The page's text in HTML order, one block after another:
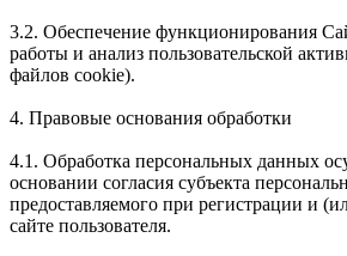
3.2. Обеспечение функционирования
работы и анализ пользовательской
файлов cookie).
4. Правовые основания обработки
4.1. Обработка персональных данных
основании согласия субъекта
предоставляемого при регистрации и
сайте пользователя.